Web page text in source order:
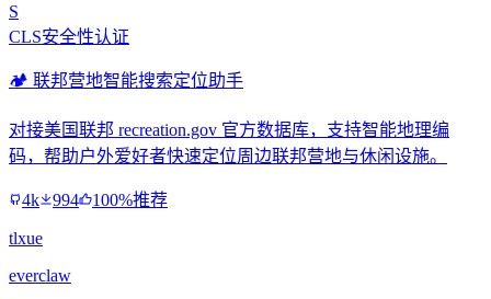
S
CLS安全性认证
🏕️ 联邦营地智能搜索定位助手
对接美国联邦 recreation.gov 官方数据库，支持智能地理编
码，帮助户外爱好者快速定位周边联邦营地与休闲设施。
4k 994 100%推荐
tlxue
everclaw